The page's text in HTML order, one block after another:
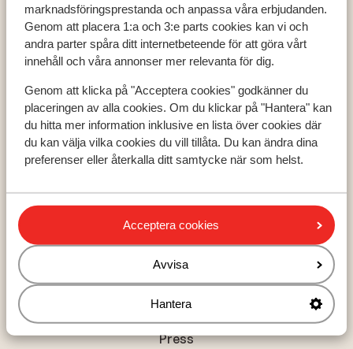
marknadsföringsprestanda och anpassa våra erbjudanden.
Genom att placera 1:a och 3:e parts cookies kan vi och
andra parter spåra ditt internetbeteende för att göra vårt
innehåll och våra annonser mer relevanta för dig.
Genom att klicka på "Acceptera cookies" godkänner du
placeringen av alla cookies. Om du klickar på "Hantera" kan
du hitta mer information inklusive en lista över cookies där
du kan välja vilka cookies du vill tillåta. Du kan ändra dina
preferenser eller återkalla ditt samtycke när som helst.
Acceptera cookies
Avvisa
Hantera
Populära destinationer
Ski Amadé
Zell am See - Kaprun
Populära skidområden
Zell am See - Kaprun
La Plagne
Om Sunweb
Om Sunweb
Hållbar semester
Tillgänglighetsdirektiv
Press